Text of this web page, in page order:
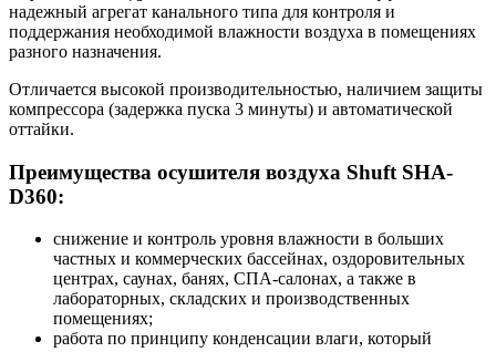
надежный агрегат канального типа для контроля и
поддержания необходимой влажности воздуха в помещениях
разного назначения.
Отличается высокой производительностью, наличием защиты
компрессора (задержка пуска 3 минуты) и автоматической
оттайки.
Преимущества осушителя воздуха Shuft SHA-
D360:
снижение и контроль уровня влажности в больших
частных и коммерческих бассейнах, оздоровительных
центрах, саунах, банях, СПА-салонах, а также в
лабораторных, складских и производственных
помещениях;
работа по принципу конденсации влаги, который